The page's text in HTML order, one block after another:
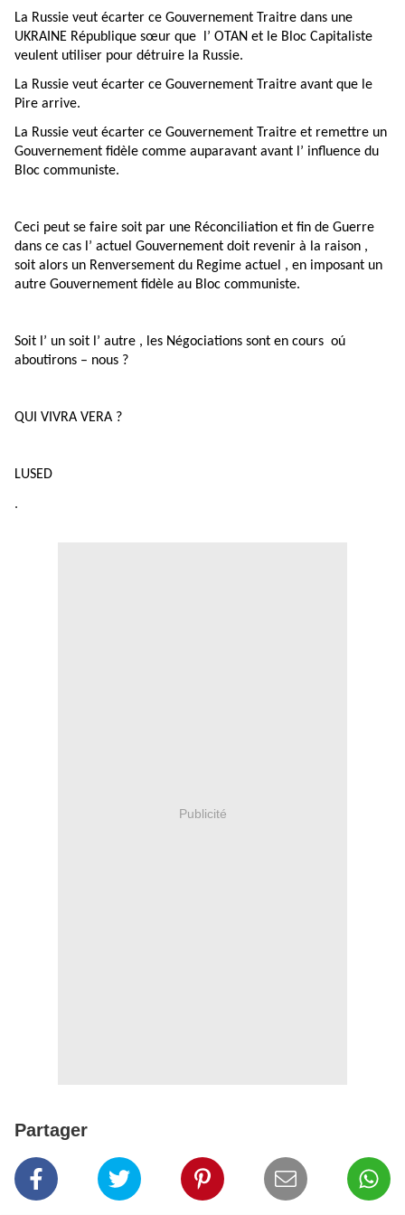
La Russie veut écarter ce Gouvernement Traitre dans une
UKRAINE République sœur que l’ OTAN et le Bloc Capitaliste
veulent utiliser pour détruire la Russie.
La Russie veut écarter ce Gouvernement Traitre avant que le
Pire arrive.
La Russie veut écarter ce Gouvernement Traitre et remettre un
Gouvernement fidèle comme auparavant avant l’ influence du
Bloc communiste.
Ceci peut se faire soit par une Réconciliation et fin de Guerre
dans ce cas l’ actuel Gouvernement doit revenir à la raison ,
soit alors un Renversement du Regime actuel , en imposant un
autre Gouvernement fidèle au Bloc communiste.
Soit l’ un soit l’ autre , les Négociations sont en cours oú
aboutirons – nous ?
QUI VIVRA VERA ?
LUSED
.
Publicité
Partager